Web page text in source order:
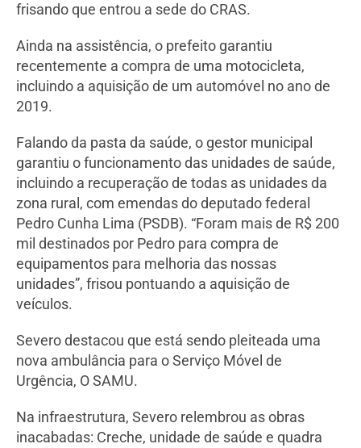
frisando que entrou a sede do CRAS.
Ainda na assistência, o prefeito garantiu
recentemente a compra de uma motocicleta,
incluindo a aquisição de um automóvel no ano de
2019.
Falando da pasta da saúde, o gestor municipal
garantiu o funcionamento das unidades de saúde,
incluindo a recuperação de todas as unidades da
zona rural, com emendas do deputado federal
Pedro Cunha Lima (PSDB). “Foram mais de R$ 200
mil destinados por Pedro para compra de
equipamentos para melhoria das nossas
unidades”, frisou pontuando a aquisição de
veículos.
Severo destacou que está sendo pleiteada uma
nova ambulância para o Serviço Móvel de
Urgência, O SAMU.
Na infraestrutura, Severo relembrou as obras
inacabadas: Creche, unidade de saúde e quadra